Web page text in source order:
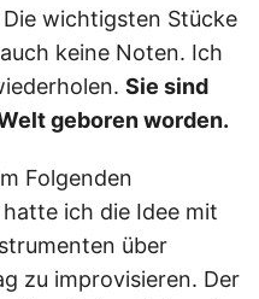
wichtigsten Stücke
keine Noten. Ich
Sie sind
geboren worden.
Folgenden
ich die Idee mit
über
zu improvisieren. Der